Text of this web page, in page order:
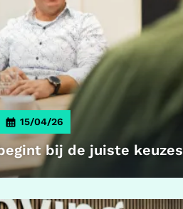
15/04/26
bij de juiste keuzes